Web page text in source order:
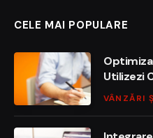
CELE MAI POPULARE
Utilizezi
VÂNZĂRI